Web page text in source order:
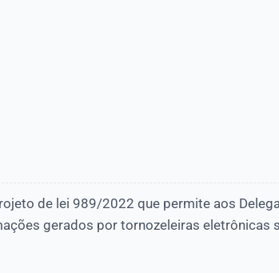
de lei 989/2022 que permite aos
gerados por tornozeleiras eletrônicas